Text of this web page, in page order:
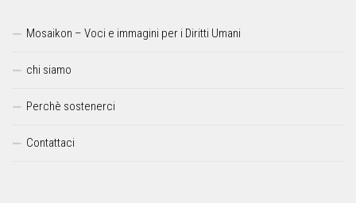
Mosaikon – Voci e immagini per i Diritti Umani
chi siamo
Perchè sostenerci
Contattaci